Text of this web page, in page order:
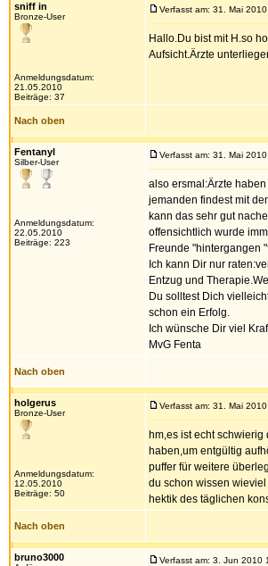
sniff in
Bronze-User
Anmeldungsdatum:
21.05.2010
Beiträge: 37
Verfasst am: 31. Mai
Hallo.Du bist mit H.so
Aufsicht.Ärzte
Nach oben
Fentanyl
Silber-User
Anmeldungsdatum:
22.05.2010
Beiträge: 223
Verfasst am: 31. Mai
also ersmal:Ärzte
jemanden findest mit
kann das sehr gut
offensichtlich wurde
Freunde "hintergangen
Ich kann Dir nur
Entzug und
Du solltest Dich
schon ein Erfolg.
Ich wünsche Dir viel
MvG Fenta
Nach oben
holgerus
Bronze-User
Anmeldungsdatum:
12.05.2010
Beiträge: 50
Verfasst am: 31. Mai
hm,es ist echt
haben,um entgültig
puffer für weitere
du schon wissen
hektik des täglichen
Nach oben
bruno3000 Verfasst am: 3. Jun 2010